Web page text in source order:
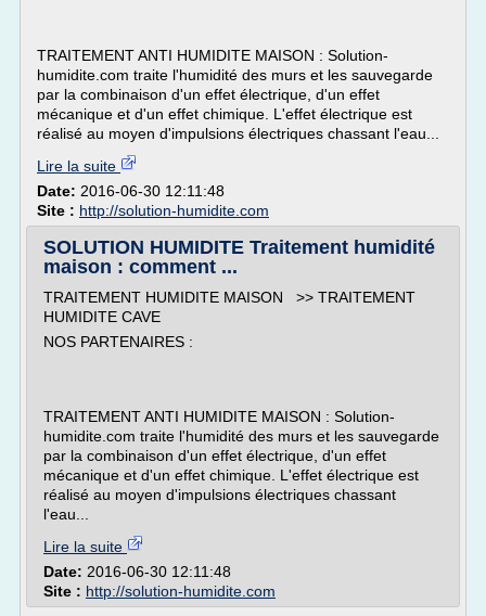
TRAITEMENT ANTI HUMIDITE MAISON : Solution-
humidite.com traite l'humidité des murs et les sauvegarde
par la combinaison d'un effet électrique, d'un effet
mécanique et d'un effet chimique. L'effet électrique est
réalisé au moyen d'impulsions électriques chassant l'eau...
Lire la suite
Date: 2016-06-30 12:11:48
Site : http://solution-humidite.com
SOLUTION HUMIDITE Traitement humidité
maison : comment ...
TRAITEMENT HUMIDITE MAISON >> TRAITEMENT
HUMIDITE CAVE
NOS PARTENAIRES :
TRAITEMENT ANTI HUMIDITE MAISON : Solution-
humidite.com traite l'humidité des murs et les sauvegarde
par la combinaison d'un effet électrique, d'un effet
mécanique et d'un effet chimique. L'effet électrique est
réalisé au moyen d'impulsions électriques chassant
l'eau...
Lire la suite
Date: 2016-06-30 12:11:48
Site : http://solution-humidite.com